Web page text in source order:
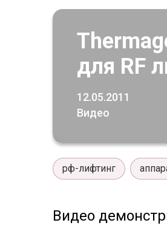
для RF
12.05.2011
Видео
рф-лифтинг
Видео